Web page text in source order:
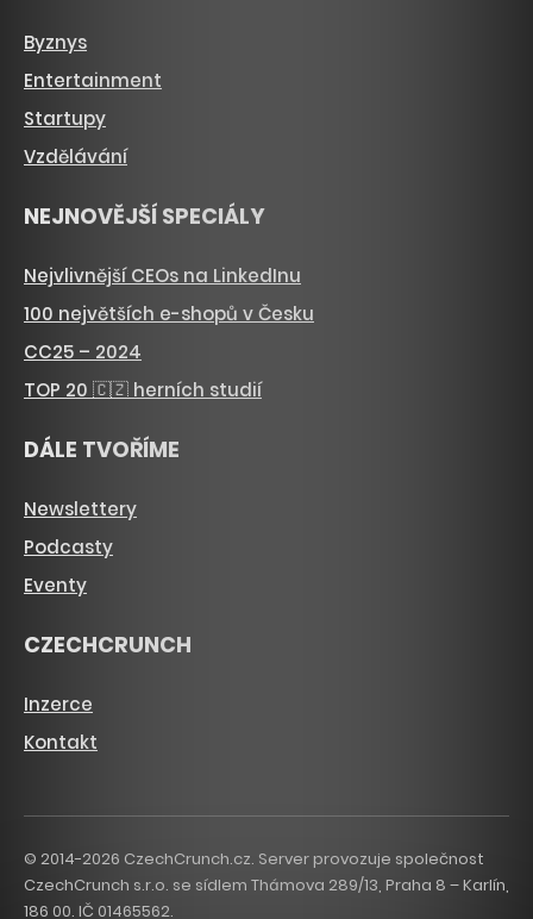
Byznys
Entertainment
Startupy
Vzdělávání
NEJNOVĚJŠÍ SPECIÁLY
Nejvlivnější CEOs na LinkedInu
100 největších e-shopů v Česku
CC25 – 2024
TOP 20 🇨🇿 herních studií
DÁLE TVOŘÍME
Newslettery
Podcasty
Eventy
CZECHCRUNCH
Inzerce
Kontakt
© 2014-2026 CzechCrunch.cz. Server provozuje společnost
CzechCrunch s.r.o. se sídlem Thámova 289/13, Praha 8 – Karlín,
186 00. IČ 01465562.